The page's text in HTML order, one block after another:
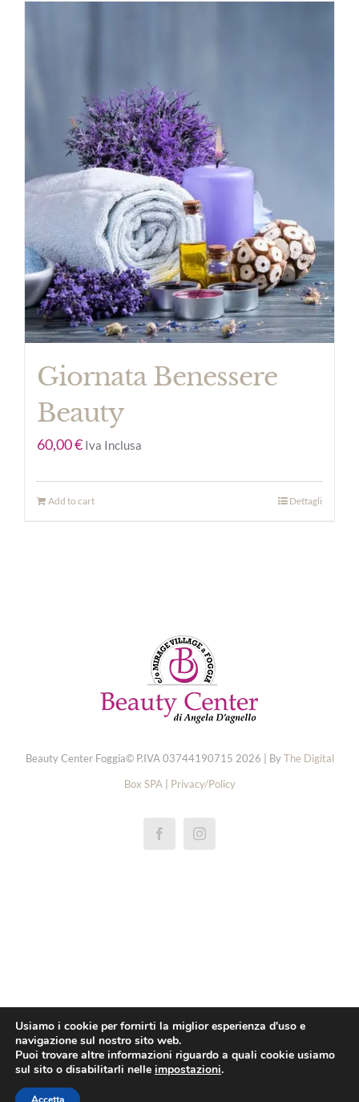
Giornata Benessere
Beauty
60,00€ Iva Inclusa
Add to cart Dettagli
Beauty Center Foggia© P.IVA 03744190715 2026 | ByThe Digital
Box SPA
Privacy/Policy
pas cher rolex 1908 montres
replica rolex daytona orologi
pas cher omega
Usiamo i cookie per fornirti la miglior esperienza d'uso e
navigazione sul nostro sito web.
Puoi trovare altre informazioni riguardo a quali cookie usiamo
sul sito o disabilitarli nelle impostazioni.